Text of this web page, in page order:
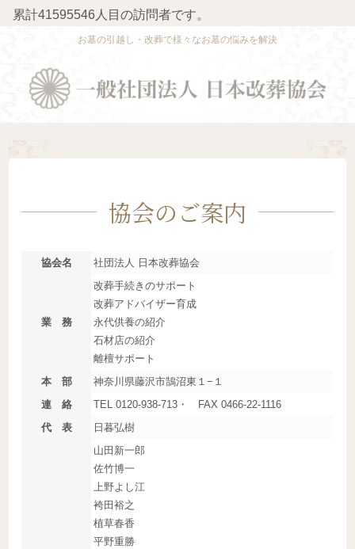
累計41595546人目の訪問者です。
お墓の引越し・改葬で様々なお墓の悩みを解決
協会のご案内
協会名 社団法人 日本改葬協会
業 務
改葬手続きのサポート
改葬アドバイザー育成
永代供養の紹介
石材店の紹介
離檀サポート
本 部
神奈川県藤沢市鵠沼東１−１
連 絡
TEL 0120-938-713・ FAX 0466-22-1116
代 表
日暮弘樹
山田新一郎
佐竹博一
上野よし江
袴田裕之
植草春香
平野重勝